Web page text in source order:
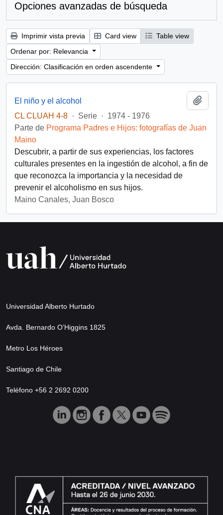
Opciones avanzadas de búsqueda
Imprimir vista previa Card view
Table view
Ordenar por: Relevancia
Dirección: Clasificación en orden ascendente
El niño y el alcohol
CL CLUAH 4-8 · Serie · 1974 - 1976
Parte de Programa Padres e Hijos: fotografías de Juan
Maino
Descubrir, a partir de sus experiencias, los factores
culturales presentes en la ingestión de alcohol, a fin de
que reconozca la importancia y la necesidad de
prevenir el alcoholismo en sus hijos.
Maino Canales, Juan Bosco
Universidad Alberto Hurtado
Avda. Bernardo O’Higgins 1825
Metro Los Héroes
Santiago de Chile
Teléfono +56 2 2692 0200